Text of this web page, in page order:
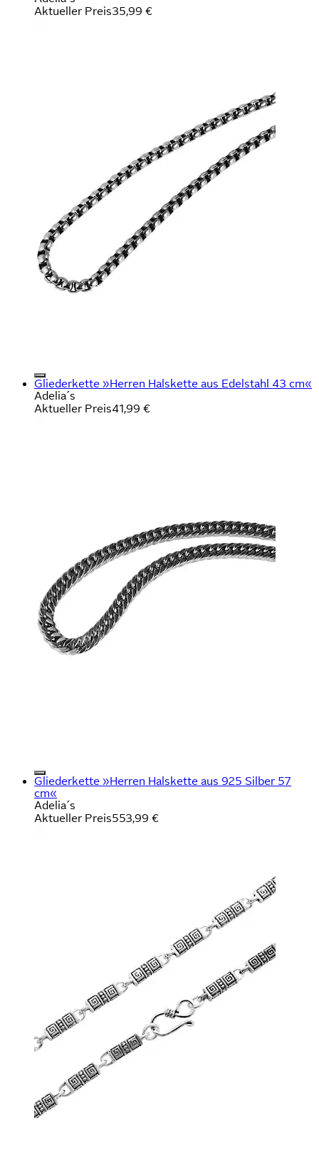
Aktueller Preis35,99 €
Gliederkette »Herren Halskette aus Edelstahl 43 cm«
Adelia´s
Aktueller Preis41,99 €
Gliederkette »Herren Halskette aus 925 Silber 57
cm«
Adelia´s
Aktueller Preis553,99 €